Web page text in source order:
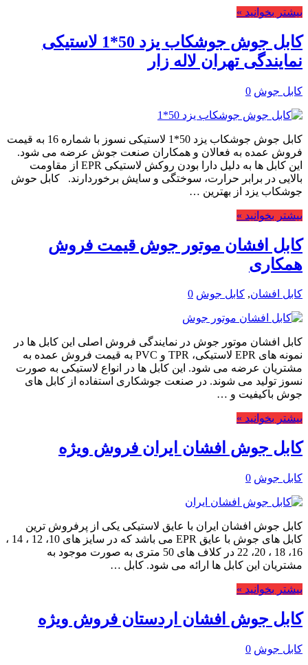
بیشتر بخوانید »
کابل جوش جوشکاب یزد 50*1 لاستیکی
نمایندگی تهران لاله زار
کابل جوش 0
کابل جوش جوشکاب یزد 50*1 لاستیکی نسوز با شماره 16 به قیمت
فروش عمده به فعالان و همکاران صنعت جوش عرضه می شود.
این کابل ها به دلیل دارا بودن روکش لاستیکی EPR از مقاومت
بالایی در برابر حرارت، سوختگی و سایش برخوردارند. کابل حوش
جوشکاب یزد از بهترین …
بیشتر بخوانید »
کابل افشان موتور جوش قیمت فروش
همکاری
کابل افشان, کابل جوش 0
کابل افشان موتور جوش در نمایندگی فروش اصلی این کابل ها در
نمونه های EPR لاستیکی، TPR و PVC به قیمت فروش عمده به
مشتریان عرضه می شود. این کابل ها در انواع لاستیکی به صورت
نسوز تولید می شوند. در صنعت جوشکاری استفاده از کابل های
جوش باکیفیت و …
بیشتر بخوانید »
کابل جوش افشان ایران فروش ویژه
کابل جوش 0
کابل جوش افشان ایران با عایق لاستیکی یکی از پرفروش ترین
کابل های جوش با عایق EPR می باشد که در سایز های 10، 12 ، 14 ،
16، 18 ، 20، 22 در کلاف های 50 متری به صورت موجود به
مشتریان این کابل ها ارائه می شود. کابل …
بیشتر بخوانید »
کابل جوش افشان اردستان فروش ویژه
کابل جوش 0